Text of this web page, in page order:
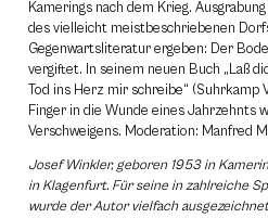
Kamerings nach dem Krieg.
des vielleicht meistbeschriebenen
Gegenwartsliteratur ergeben: Der
vergiftet. In seinem neuen Buch „Laß
Tod ins Herz mir schreibe“ (Suhrkamp
Finger in die Wunde eines Jahrzehnts
Verschweigens. Moderation: Manfred
Josef Winkler, geboren 1953 in
in Klagenfurt. Für seine in zahlreiche
wurde der Autor vielfach